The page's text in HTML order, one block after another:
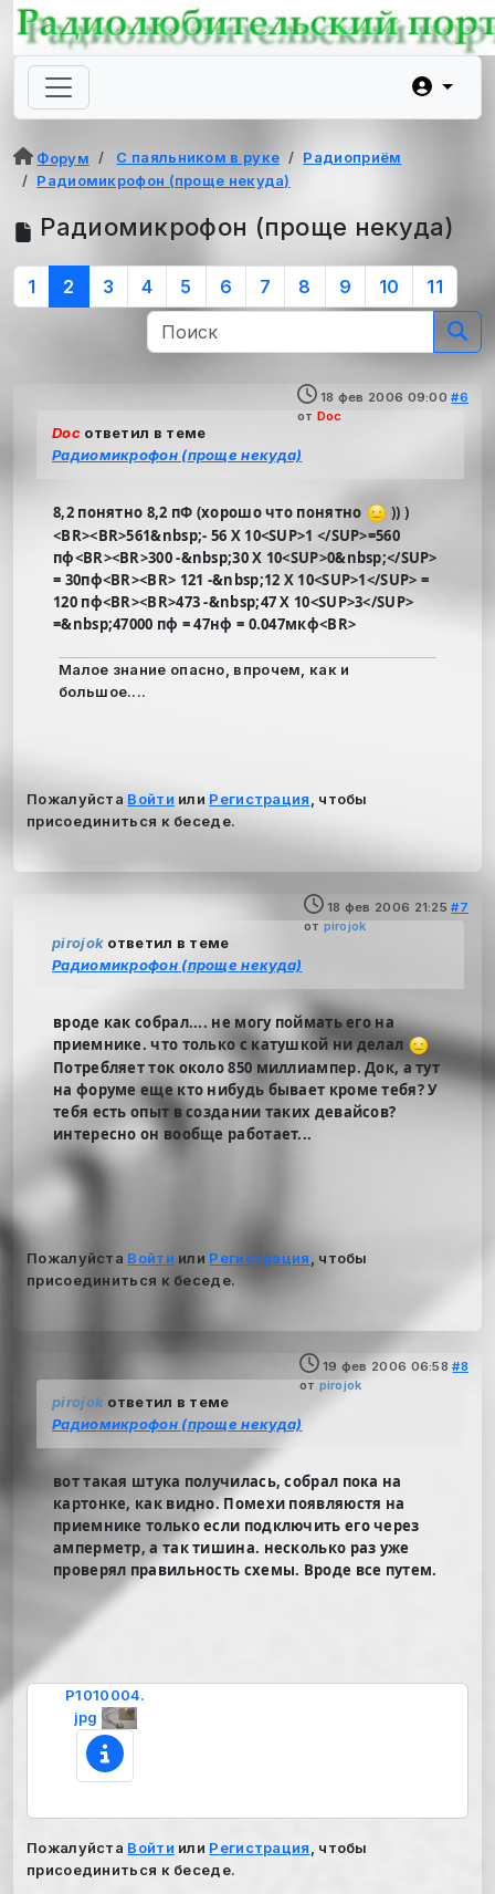
Форум С паяльником в руке
Радиоприём
Радиомикрофон (проще некуда)
Радиомикрофон (проще некуда)
1 2 3 4 5 6 7 8 9 10 11
18 фев 2006 09:00 #6
от Doc
Docответил в теме
Радиомикрофон (проще некуда)
8,2 понятно 8,2 пФ (хорошо что понятно
)) )
<BR><BR>561&nbsp;- 56 Х 10<SUP>1 </SUP>=560
пф<BR><BR>300 -&nbsp;30 Х 10<SUP>0&nbsp;</SUP>
= 30пф<BR><BR> 121 -&nbsp;12 Х 10<SUP>1</SUP> =
120 пф<BR><BR>473 -&nbsp;47 Х 10<SUP>3</SUP>
=&nbsp;47000 пф = 47нф = 0.047мкф<BR>
Малое знание опасно, впрочем, как и
большое....
Пожалуйста Войти или Регистрация
, чтобы
присоединиться к беседе.
18 фев 2006 21:25 #7
от pirojok
pirojok ответил в теме
Радиомикрофон (проще некуда)
вроде как собрал.... не могу поймать его на
приемнике. что только с катушкой ни делал
Потребляет ток около 850 миллиампер. Док, а тут
на форуме еще кто нибудь бывает кроме тебя? У
тебя есть опыт в создании таких девайсов?
интересно он вообще работает...
Пожалуйста Войти или Регистрация
, чтобы
присоединиться к беседе.
19 фев 2006 06:58 #8
от pirojok
pirojok ответил в теме
Радиомикрофон (проще некуда)
вот такая штука получилась, собрал пока на
картонке, как видно. Помехи появляюстя на
приемнике только если подключить его через
амперметр, а так тишина. несколько раз уже
проверял правильность схемы. Вроде все путем.
P1010004.
jpg
Пожалуйста Войти или Регистрация
, чтобы
присоединиться к беседе.